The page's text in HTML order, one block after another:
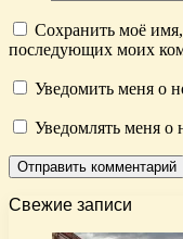
Сохранить моё имя,
последующих моих
Уведомить меня о
Уведомлять меня о
Свежие записи